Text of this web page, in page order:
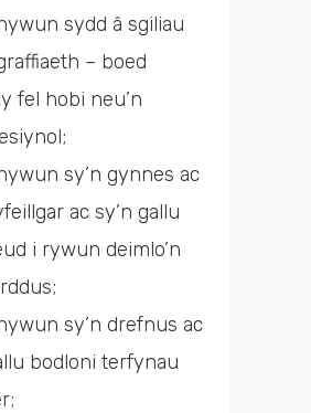
sydd â sgiliau
– boed
fel hobi neu’n
sy’n gynnes ac
ac sy’n gallu
i rywun deimlo’n
sy’n drefnus ac
bodloni terfynau